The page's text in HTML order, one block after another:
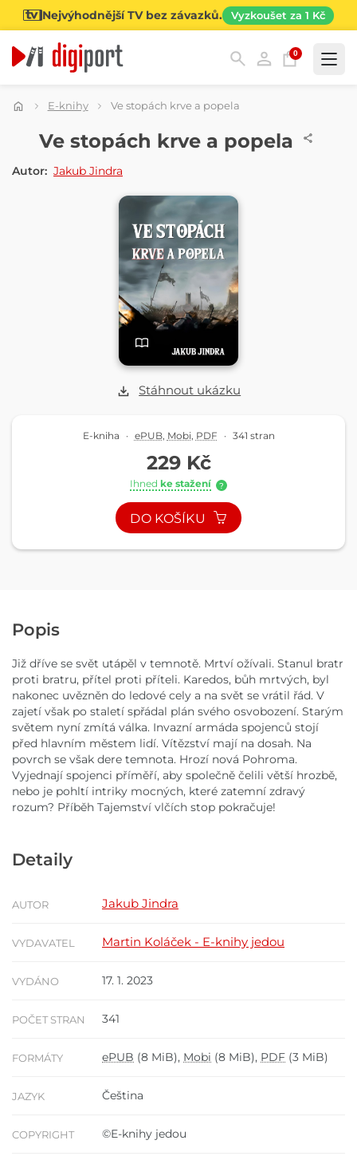
Nejvýhodnější TV bez závazků. Vyzkoušet za 1 Kč
0
Kategorie
E-knihy Ve stopách krve a popela
Stáhnout ukázku
E-KNIHAVe stopách krve a popela
Autor: Jakub Jindra
E-kniha · ePUB, Mobi PDF · 341 stran
229 Kč
Ihned ke stažení ?
DO KOŠÍKU
Popis
Již dříve se svět utápěl v temnotě. Mrtví ožívali. Stanul bratr
proti bratru, přítel proti příteli. Karedos, bůh mrtvých, byl
nakonec uvězněn do ledové cely a na svět se vrátil řád. V
zajetí však po staletí spřádal plán svého osvobození. Starým
světem nyní zmítá válka. Invazní armáda spojenců stojí
před hlavním městem lidí. Vítězství mají na dosah. Na
povrch se však dere temnota. Hrozí nová Pohroma.
Vyjednají spojenci příměří, aby společně čelili větší hrozbě,
nebo je pohltí intriky mocných, které zatemní zdravý
rozum? Příběh Tajemství vlčích stop pokračuje!
Detaily
AUTOR Jakub Jindra
VYDAVATEL Martin Koláček - E-knihy jedou
VYDÁNO 17. 1. 2023
POČET STRAN 341
FORMÁTY ePUB (8 MiB), Mobi (8 MiB), PDF (3 MiB)
JAZYK Čeština
COPYRIGHT ©E-knihy jedou